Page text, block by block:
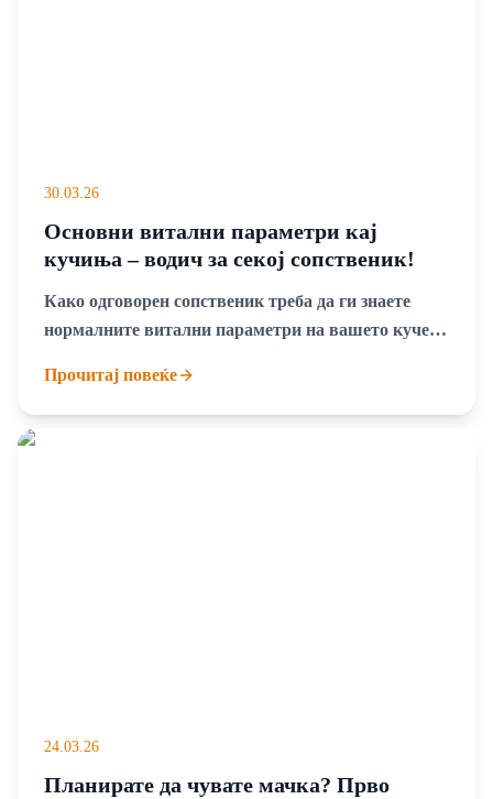
30.03.26
Основни витални параметри кај
кучиња – водич за секој сопственик!
Како одговорен сопственик треба да ги знаете
нормалните витални параметри на вашето куче
ред. Дишење, телесна температура, пулс, па сè до
бојата на непцата – ова се вредностите можат
Прочитај повеќе
24.03.26
Планирате да чувате мачка? Прво